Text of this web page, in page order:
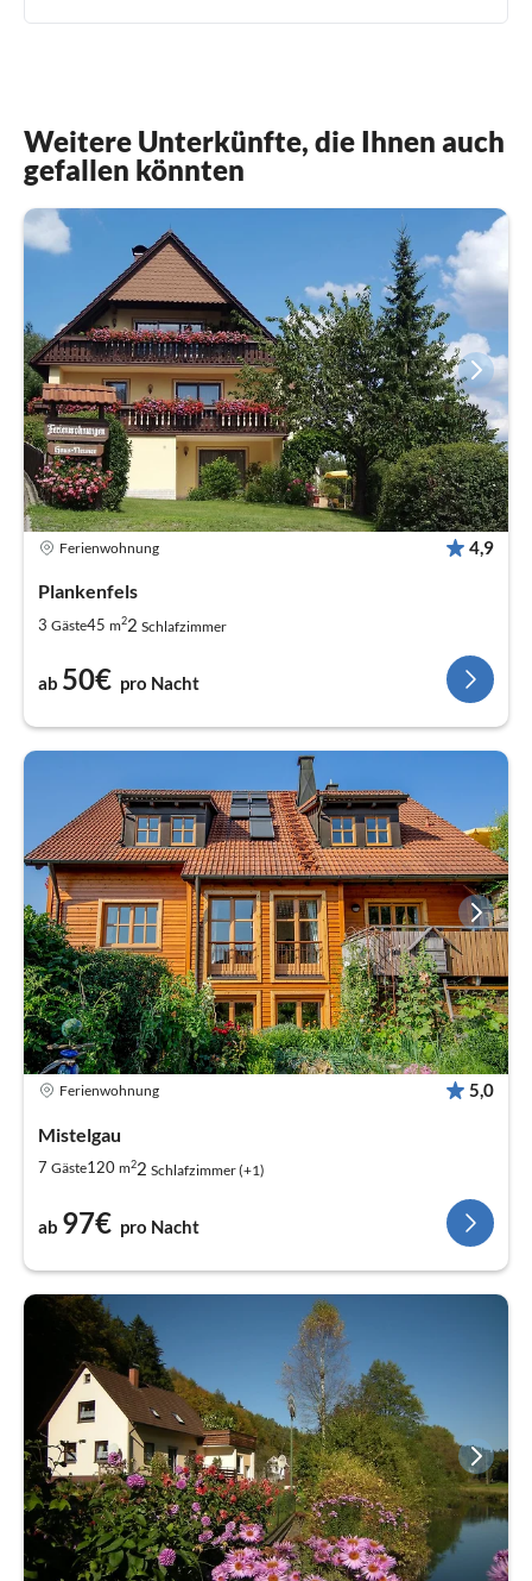
Weitere Unterkünfte, die Ihnen auch
gefallen könnten
Ferienwohnung 4,9
Plankenfels
3 Gäste45 m22 Schlafzimmer
ab 50€ pro Nacht
Ferienwohnung 5,0
Mistelgau
7 Gäste120 m22 Schlafzimmer (+1)
ab 97€ pro Nacht